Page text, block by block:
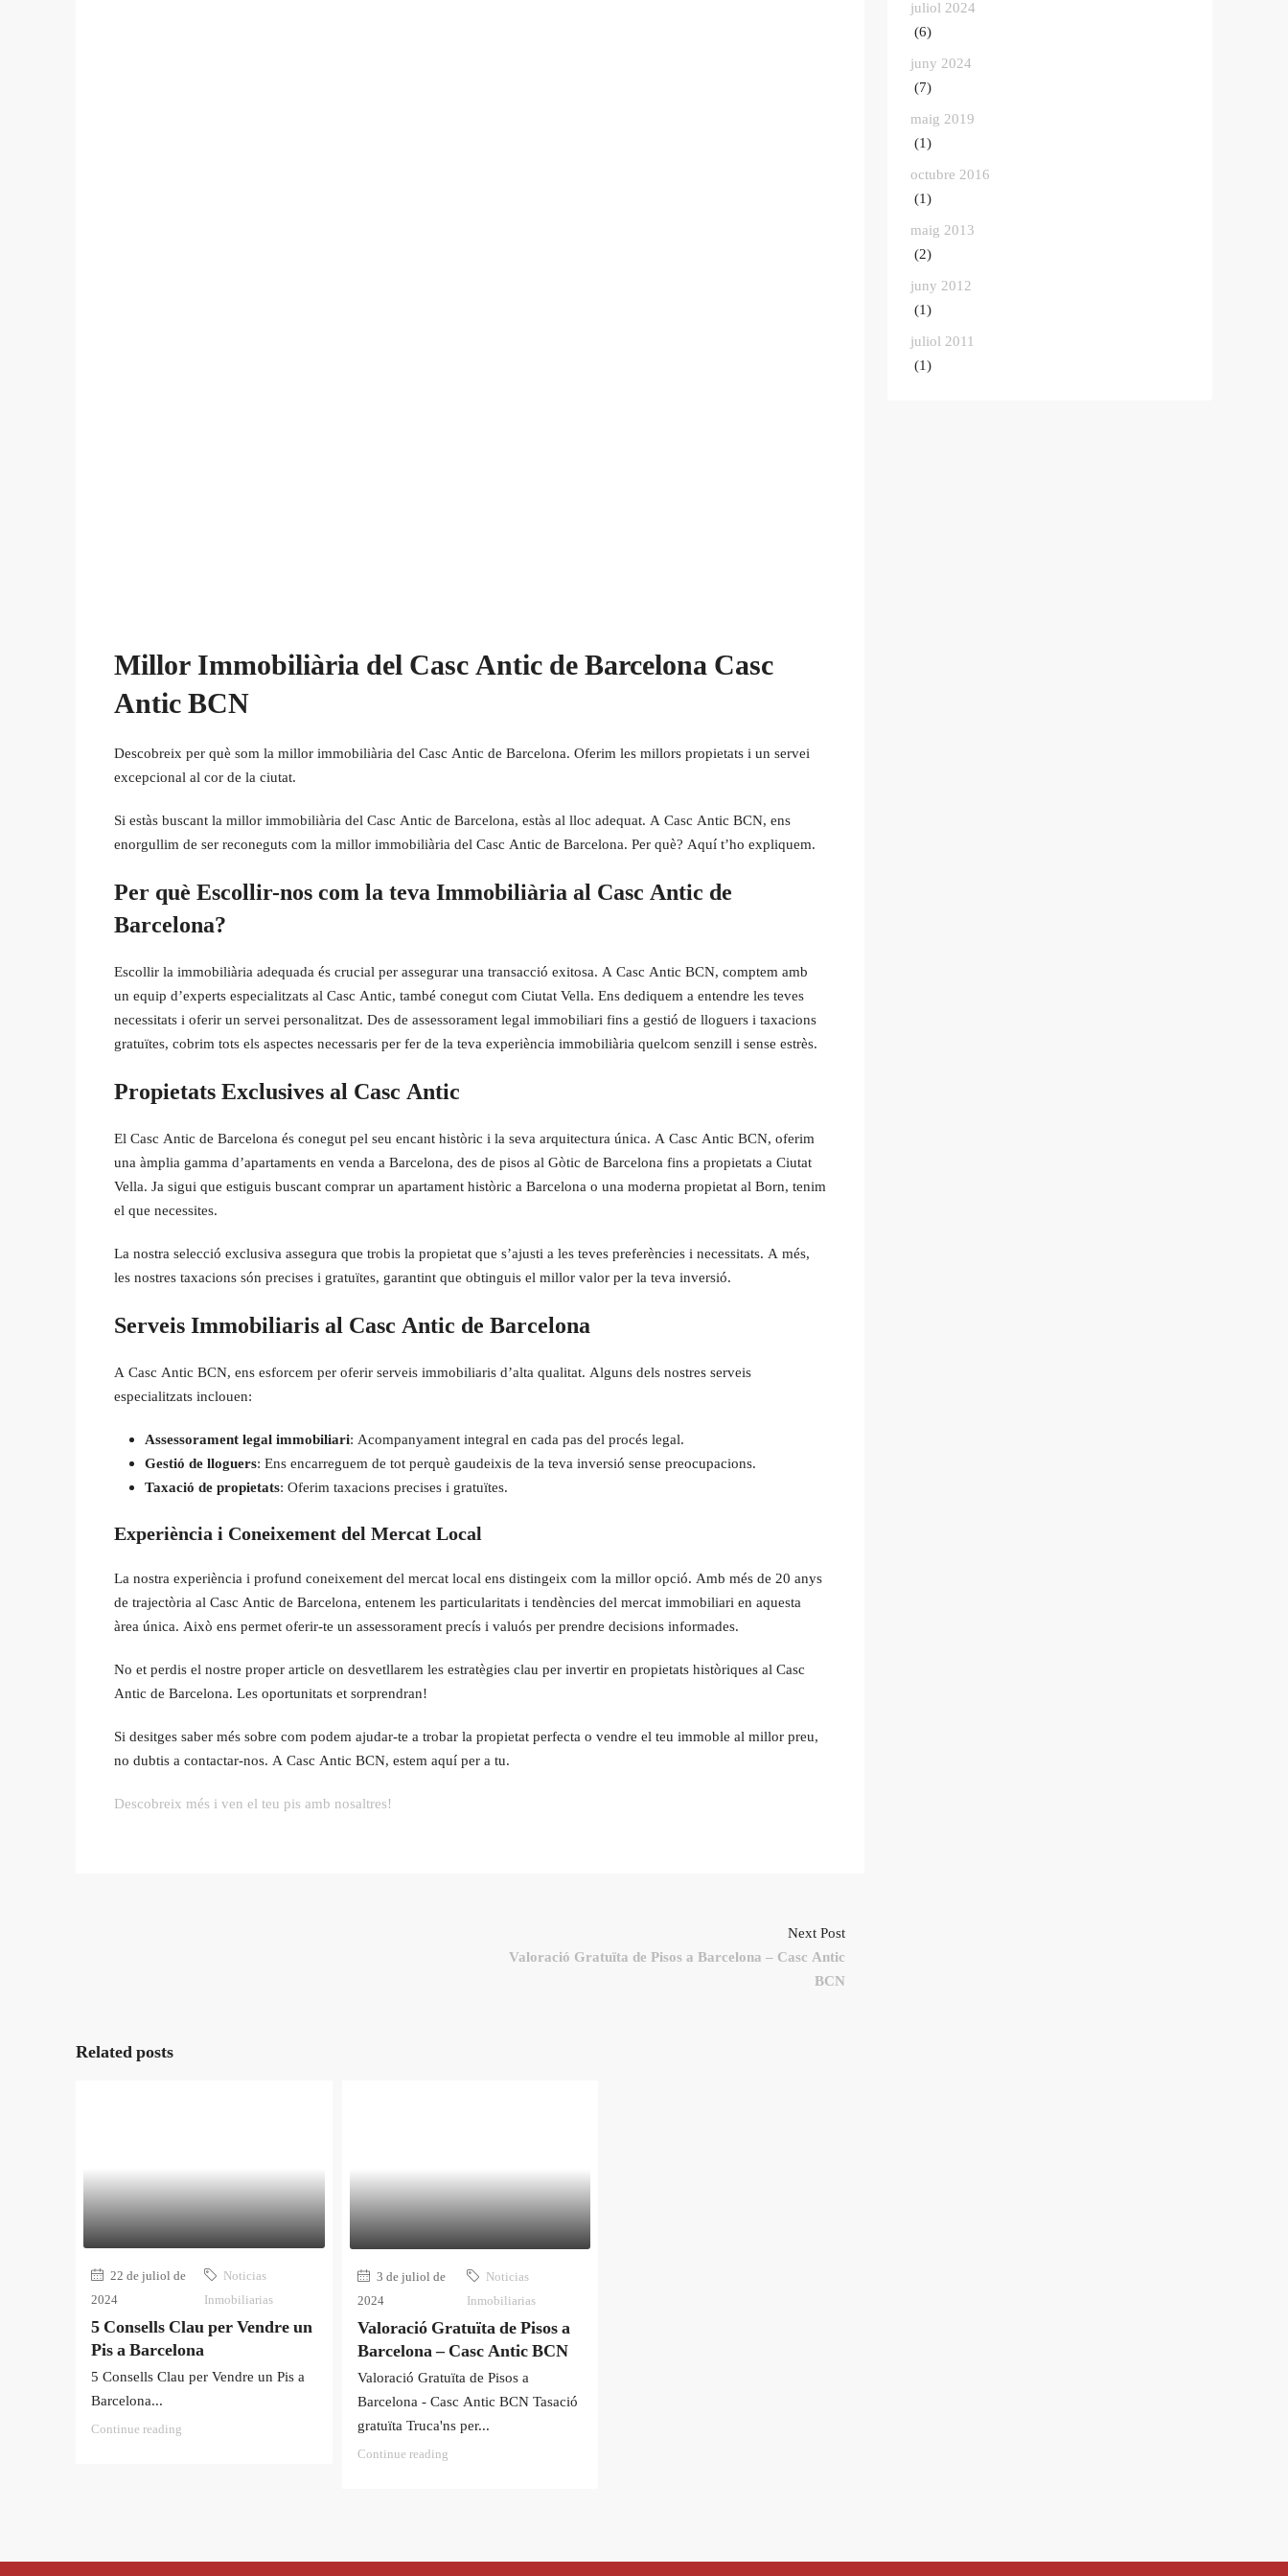
Millor Immobiliària del Casc Antic de Barcelona Casc
Antic BCN
Descobreix per què som la millor immobiliària del Casc Antic de Barcelona. Oferim les millors propietats i un servei
excepcional al cor de la ciutat.
Si estàs buscant la millor immobiliària del Casc Antic de Barcelona, estàs al lloc adequat. A Casc Antic BCN, ens
enorgullim de ser reconeguts com la millor immobiliària del Casc Antic de Barcelona. Per què? Aquí t’ho expliquem.
Per què Escollir-nos com la teva Immobiliària al Casc Antic de
Barcelona?
Escollir la immobiliària adequada és crucial per assegurar una transacció exitosa. A Casc Antic BCN, comptem amb
un equip d’experts especialitzats al Casc Antic, també conegut com Ciutat Vella. Ens dediquem a entendre les teves
necessitats i oferir un servei personalitzat. Des de assessorament legal immobiliari fins a gestió de lloguers i taxacions
gratuïtes, cobrim tots els aspectes necessaris per fer de la teva experiència immobiliària quelcom senzill i sense estrès.
Propietats Exclusives al Casc Antic
El Casc Antic de Barcelona és conegut pel seu encant històric i la seva arquitectura única. A Casc Antic BCN, oferim
una àmplia gamma d’apartaments en venda a Barcelona, des de pisos al Gòtic de Barcelona fins a propietats a Ciutat
Vella. Ja sigui que estiguis buscant comprar un apartament històric a Barcelona o una moderna propietat al Born, tenim
el que necessites.
La nostra selecció exclusiva assegura que trobis la propietat que s’ajusti a les teves preferències i necessitats. A més,
les nostres taxacions són precises i gratuïtes, garantint que obtinguis el millor valor per la teva inversió.
Serveis Immobiliaris al Casc Antic de Barcelona
A Casc Antic BCN, ens esforcem per oferir serveis immobiliaris d’alta qualitat. Alguns dels nostres serveis
especialitzats inclouen:
Assessorament legal immobiliari: Acompanyament integral en cada pas del procés legal.
Gestió de lloguers: Ens encarreguem de tot perquè gaudeixis de la teva inversió sense preocupacions.
Taxació de propietats: Oferim taxacions precises i gratuïtes.
Experiència i Coneixement del Mercat Local
La nostra experiència i profund coneixement del mercat local ens distingeix com la millor opció. Amb més de 20 anys
de trajectòria al Casc Antic de Barcelona, entenem les particularitats i tendències del mercat immobiliari en aquesta
àrea única. Això ens permet oferir-te un assessorament precís i valuós per prendre decisions informades.
No et perdis el nostre proper article on desvetllarem les estratègies clau per invertir en propietats històriques al Casc
Antic de Barcelona. Les oportunitats et sorprendran!
Si desitges saber més sobre com podem ajudar-te a trobar la propietat perfecta o vendre el teu immoble al millor preu,
no dubtis a contactar-nos. A Casc Antic BCN, estem aquí per a tu.
Descobreix més i ven el teu pis amb nosaltres!
Next Post
Valoració Gratuïta de Pisos a Barcelona – Casc Antic
BCN
Related posts
22 de juliol de
2024
Noticias
Inmobiliarias
5 Consells Clau per Vendre un
Pis a Barcelona
5 Consells Clau per Vendre un Pis a
Barcelona...
Continue reading
3 de juliol de
2024
Noticias
Inmobiliarias
Valoració Gratuïta de Pisos a
Barcelona – Casc Antic BCN
Valoració Gratuïta de Pisos a
Barcelona - Casc Antic BCN Tasació
gratuïta Truca'ns per...
Continue reading
juliol 2024
(6)
juny 2024
(7)
maig 2019
(1)
octubre 2016
(1)
maig 2013
(2)
juny 2012
(1)
juliol 2011
(1)